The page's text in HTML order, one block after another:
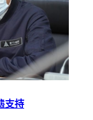
支持